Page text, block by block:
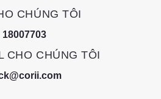
CHÚNG TÔI
18007703
CHO CHÚNG TÔI